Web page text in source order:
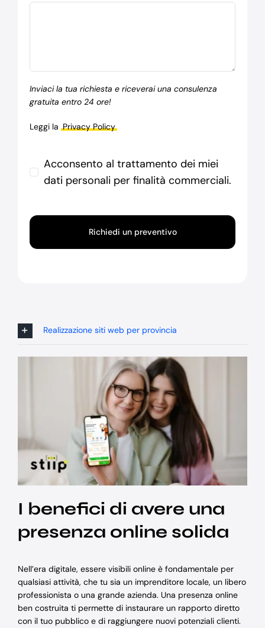
Inviaci la tua richiesta e riceverai una consulenza
gratuita entro 24 ore!
Leggi la Privacy Policy
Acconsento al trattamento dei miei
dati personali per finalità commerciali.
Richiedi un preventivo
Realizzazione siti web per provincia
I benefici di avere una
presenza online solida
Nell’era digitale, essere visibili online è fondamentale per
qualsiasi attività, che tu sia un imprenditore locale, un libero
professionista o una grande azienda. Una presenza online
ben costruita ti permette di instaurare un rapporto diretto
con il tuo pubblico e di raggiungere nuovi potenziali clienti.